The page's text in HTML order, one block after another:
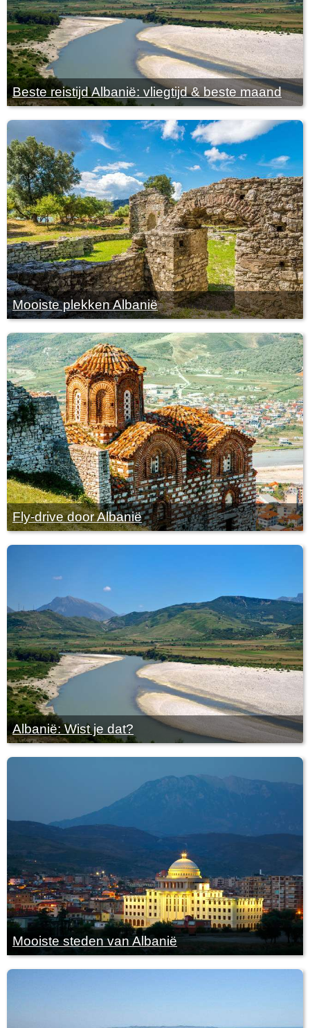
Beste reistijd Albanië: vliegtijd & beste maand
Mooiste plekken Albanië
Fly-drive door Albanië
Albanië: Wist je dat?
Mooiste steden van Albanië